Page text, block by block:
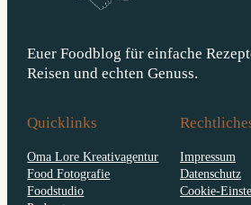
Euer Foodblog für einfache
Reisen und echten Genuss.
Quicklinks
Oma Lore Kreativagentur
Food Fotografie
Foodstudio
Impressum
Datenschutz
Cookie-